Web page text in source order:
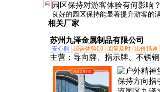
果进行调整。
动清洁机器人、物联网监控系统等
工作质量。
问 园区保持对游客体验有何影响？
良好的园区保持能显著提升游客的
完好的设施和优质的服务，都是游
相关厂家
苏州九泽金属制品有限公司
安心购 综合体验L0 回复及时 出价迅速
主营： 导向牌、指示牌、不锈
字、仿古铜字、宣传栏、景观
景观字